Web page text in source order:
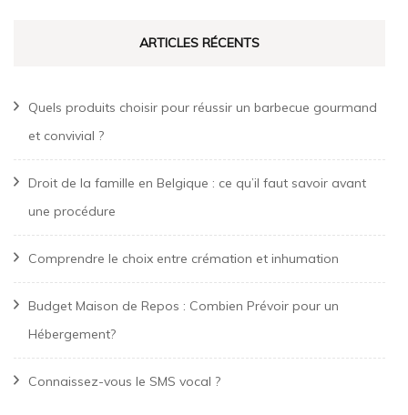
ARTICLES RÉCENTS
Quels produits choisir pour réussir un barbecue gourmand
et convivial ?
Droit de la famille en Belgique : ce qu’il faut savoir avant
une procédure
Comprendre le choix entre crémation et inhumation
Budget Maison de Repos : Combien Prévoir pour un
Hébergement?
Connaissez-vous le SMS vocal ?